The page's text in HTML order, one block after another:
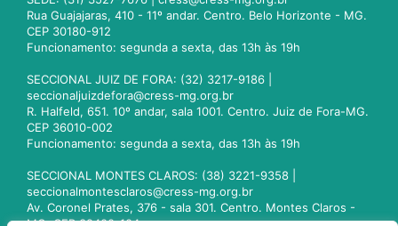
Rua Guajajaras, 410 - 11º andar. Centro. Belo Horizonte - MG.
CEP 30180-912
Funcionamento: segunda a sexta, das 13h às 19h
SECCIONAL JUIZ DE FORA: (32) 3217-9186 |
seccionaljuizdefora@cress-mg.org.br
R. Halfeld, 651. 10º andar, sala 1001. Centro. Juiz de Fora-MG.
CEP 36010-002
Funcionamento: segunda a sexta, das 13h às 19h
SECCIONAL MONTES CLAROS: (38) 3221-9358 |
seccionalmontesclaros@cress-mg.org.br
Av. Coronel Prates, 376 - sala 301. Centro. Montes Claros -